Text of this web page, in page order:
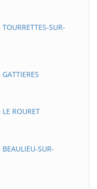
SUR-
ROURET
SUR-